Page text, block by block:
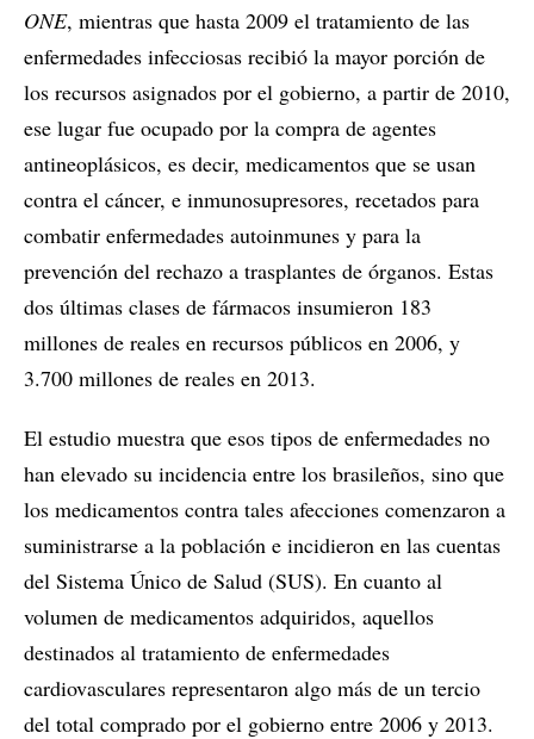
ONE, mientras que hasta 2009 el tratamiento de las
enfermedades infecciosas recibió la mayor porción de
los recursos asignados por el gobierno, a partir de 2010,
ese lugar fue ocupado por la compra de agentes
antineoplásicos, es decir, medicamentos que se usan
contra el cáncer, e inmunosupresores, recetados para
combatir enfermedades autoinmunes y para la
prevención del rechazo a trasplantes de órganos. Estas
dos últimas clases de fármacos insumieron 183
millones de reales en recursos públicos en 2006, y
3.700 millones de reales en 2013.
El estudio muestra que esos tipos de enfermedades no
han elevado su incidencia entre los brasileños, sino que
los medicamentos contra tales afecciones comenzaron a
suministrarse a la población e incidieron en las cuentas
del Sistema Único de Salud (SUS). En cuanto al
volumen de medicamentos adquiridos, aquellos
destinados al tratamiento de enfermedades
cardiovasculares representaron algo más de un tercio
del total comprado por el gobierno entre 2006 y 2013.